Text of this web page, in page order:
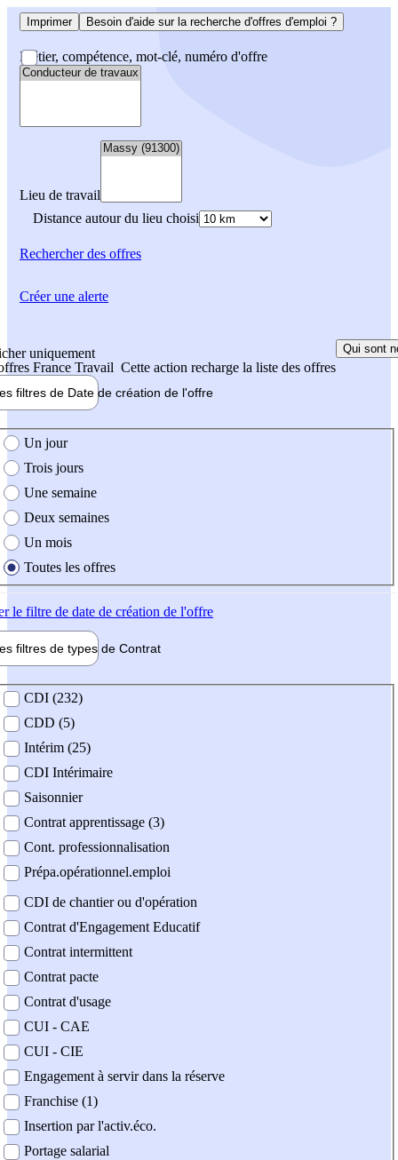
Imprimer Besoin d'aide sur la recherche d'offres d'emploi ?
Métier, compétence, mot-clé, numéro d'offre
Lieu de travail
Distance autour du lieu choisi
Rechercherdes offres
uniquement
France Travail Cette action recharge la liste des offres
Qui sont
filtres de Date de création de l'offre
création de l'offre
Un jour
Trois jours
Une semaine
Deux semaines
Un mois
Toutes les offres
le filtre de date de création de l'offre
filtres de types de Contrat
contrat
CDI (232)
CDD (5)
Intérim (25)
CDI Intérimaire
Saisonnier
Contrat apprentissage (3)
Cont. professionnalisation
Prépa.opérationnel.emploi
CDI de chantier ou d'opération
Contrat d'Engagement Educatif
Contrat intermittent
Contrat pacte
Contrat d'usage
CUI - CAE
CUI - CIE
Engagement à servir dans la réserve
Franchise (1)
Insertion par l'activ.éco.
Portage salarial
Créer une alerte